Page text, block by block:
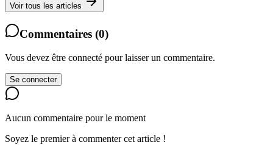
Voir tous les articles
Commentaires (0)
Vous devez être connecté pour laisser un commentaire.
Se connecter
Aucun commentaire pour le moment
Soyez le premier à commenter cet article !